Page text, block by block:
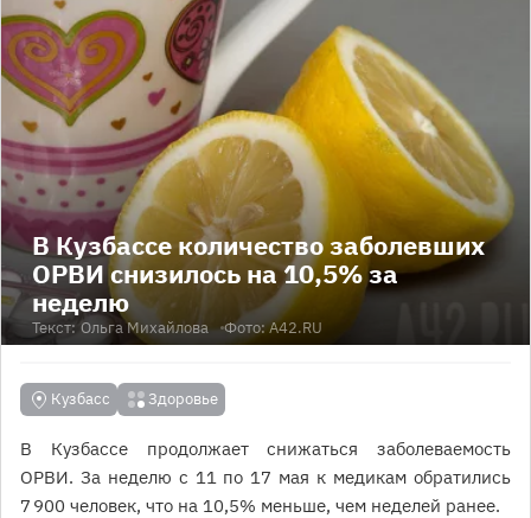
В Кузбассе количество заболевших
ОРВИ снизилось на 10,5% за
неделю
Текст: Ольга Михайлова Фото: A42.RU
Кузбасс Здоровье
В Кузбассе продолжает снижаться заболеваемость
ОРВИ. За неделю с 11 по 17 мая к медикам обратились
7 900 человек, что на 10,5% меньше, чем неделей ранее.